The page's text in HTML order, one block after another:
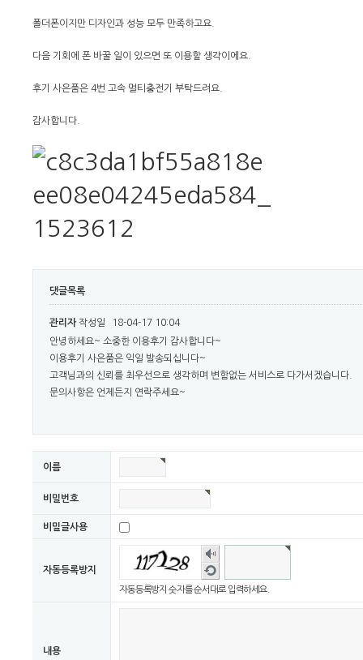
폴더폰이지만 디자인과 성능 모두 만족하고요.
다음 기회에 폰 바꿀 일이 있으면 또 이용할 생각이에요.
후기 사은품은 4번 고속 멀티충전기 부탁드려요.
감사합니다.
댓글목록
관리자작성일
18-04-17 10:04
안녕하세요~ 소중한 이용후기 감사합니다~
이용후기 사은품은 익일 발송되십니다~
고객님과의 신뢰를 최우선으로 생각하며 변함없는 서비스로 다가서겠습니다.
문의사항은 언제든지 연락주세요~
이름
비밀번호
비밀글사용
자동등록방지
숫자
음성
듣기
새로
고침
자동등록방지 숫자를 순서대로 입력하세요.
내용